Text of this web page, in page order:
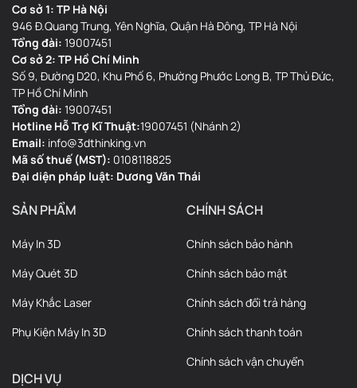
Cơ sở 1: TP Hà Nội
946 Đ.Quang Trung, Yên Nghĩa, Quận Hà Đông, TP Hà Nội
Tổng đài: 19007451
Cơ sở 2: TP Hồ Chí Minh
Số 9, Đường D20, Khu Phố 6, Phường Phước Long B, TP Thủ Đức,
TP Hồ Chí Minh
Tổng đài: 19007451
Hotline Hỗ Trợ Kĩ Thuật:19007451 (Nhánh 2)
Email: info@3dthinking.vn
Mã số thuế (MST): 0108118825
Đại diện pháp luật: Dương Văn Thái
SẢN PHẨM
Máy In 3D
Máy Quét 3D
Máy Khắc Laser
Phụ Kiện Máy In 3D
DỊCH VỤ
CHÍNH SÁCH
Chính sách bảo hành
Chính sách bảo mật
Chính sách đổi trả hàng
Chính sách thanh toán
Chính sách vận chuyển